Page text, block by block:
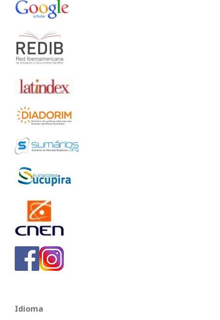
Idioma